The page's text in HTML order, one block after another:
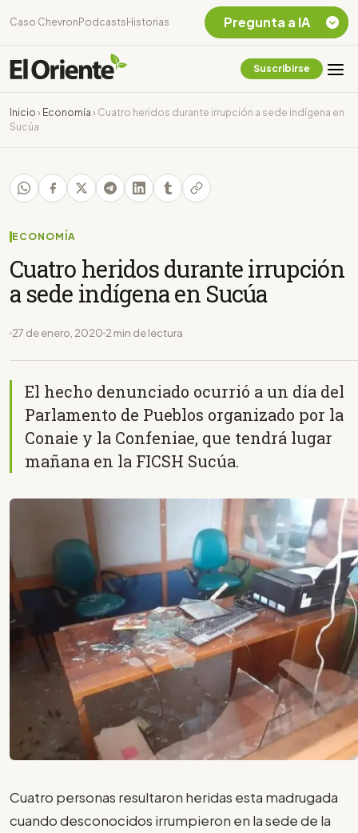
Caso Chevron Podcasts Historias
Suscribirse
Inicio › Economía › Cuatro heridos durante irrupción a sede indígena en
Sucúa
ECONOMÍA
Cuatro heridos durante irrupción
a sede indígena en Sucúa
27 de enero, 2020 2 min de lectura
El hecho denunciado ocurrió a un día del
Parlamento de Pueblos organizado por la
Conaie y la Confeniae, que tendrá lugar
mañana en la FICSH Sucúa.
Cuatro personas resultaron heridas esta madrugada
cuando desconocidos irrumpieron en la sede de la
Pregunta a IA
Chevron Ecuador